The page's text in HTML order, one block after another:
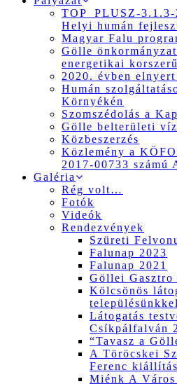
TOP_PLUSZ-
Helyi humán
Magyar Falu
Gölle
energetikai
2020. évben
Humán
Környékén
Szomszédolás a
Gölle belterületi
Közbeszerzés
Közlemény a
2017-00733 számú
Galéria
Rég volt…
Fotók
Videók
Rendezvények
Szüreti
Falunap 2023
Falunap 2021
Göllei Gasztro
Kölcsönös
Látogatás
Csíkpálfalván
“Tavasz a
A Töröcskei
Ferenc
Miénk A